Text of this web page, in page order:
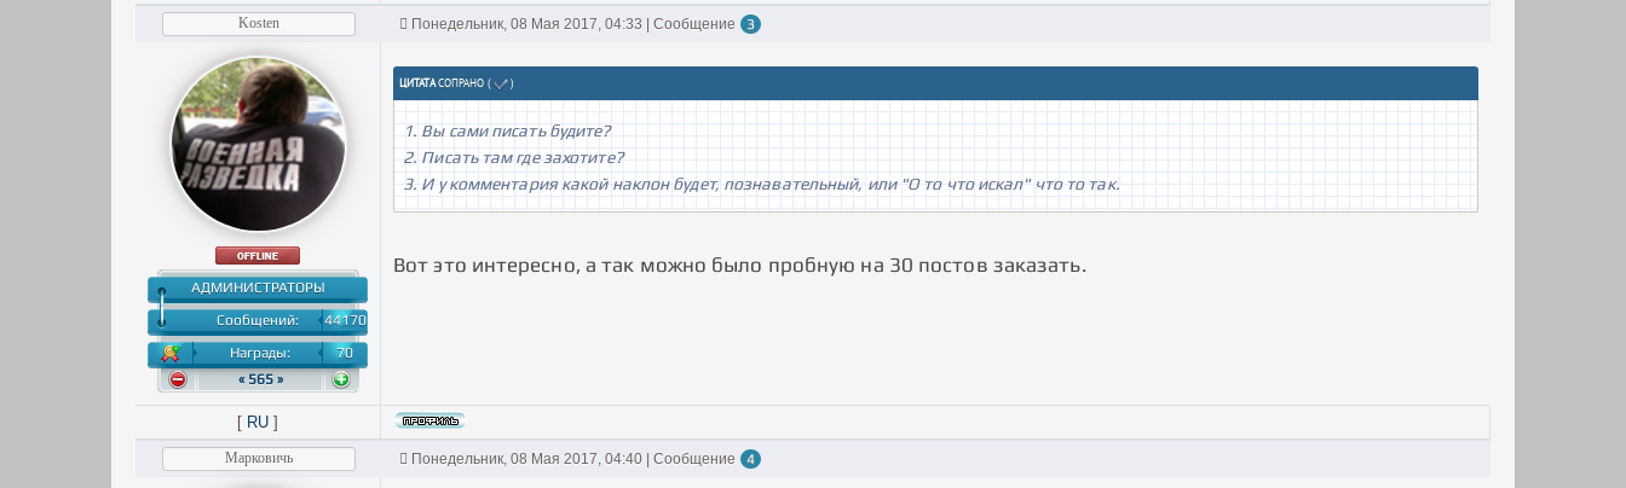
Kosten Понедельник, 08 Мая 2017, 04:33 | Сообщение 3
АДМИНИСТРАТОРЫ
Сообщений:
44170
Награды:
70
« 565 »
ЦИТАТАСОПРАНО ( )
1. Вы сами писать будите?
2. Писать там где захотите?
3. И у комментария какой наклон будет, познавательный, или "О то что искал" что то так.
Вот это интересно, а так можно было пробную на 30 постов заказать.
[ RU ]
Марковичь Понедельник, 08 Мая 2017, 04:40 | Сообщение 4